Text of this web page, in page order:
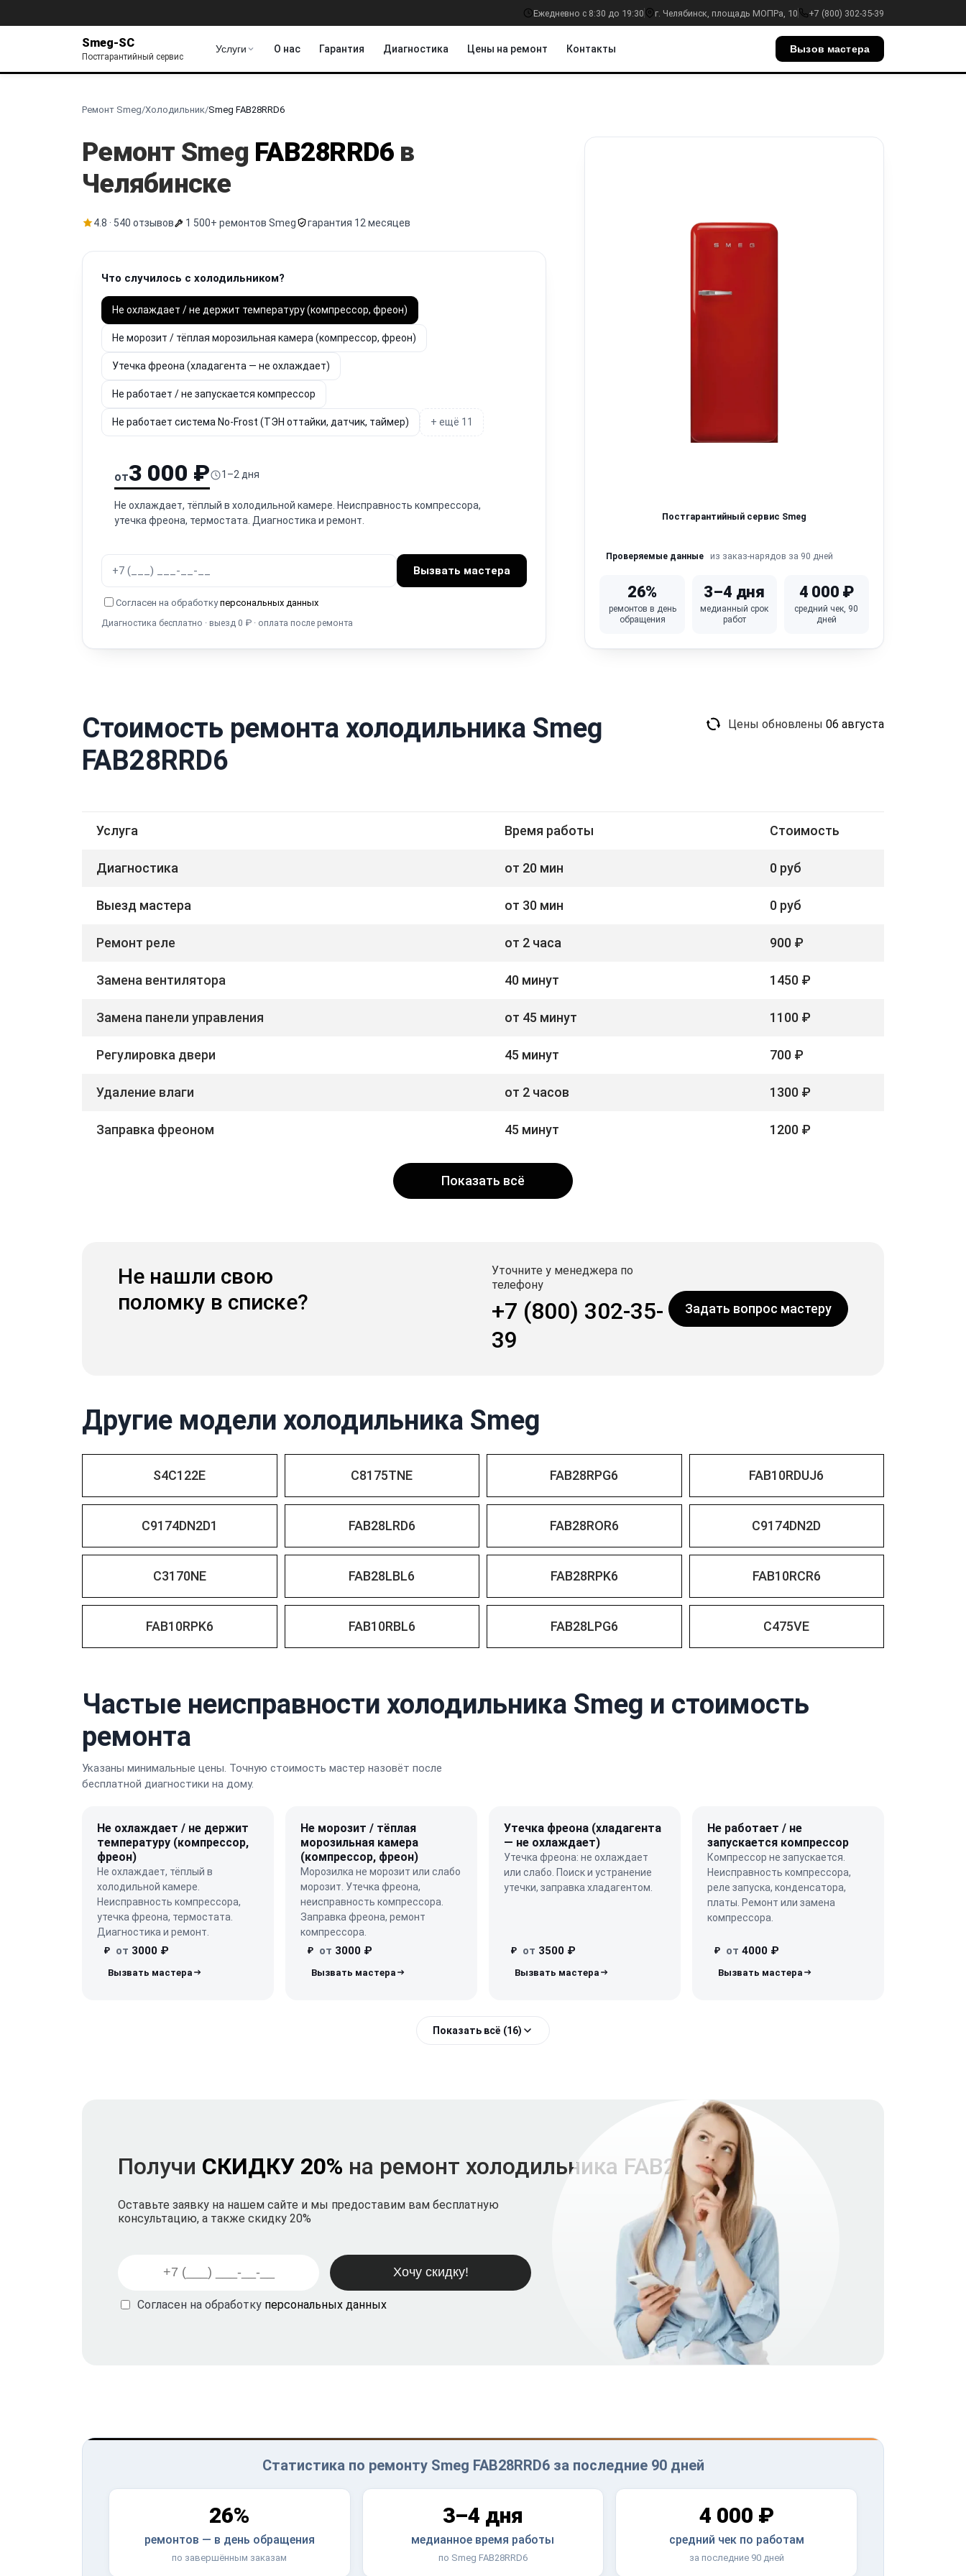
Ежедневно с 8:30 до 19:30 г. Челябинск, площадь МОПРа, 10 +7 (800) 302-35-39
Smeg-SC
Постгарантийный сервис
Услуги О нас Гарантия Диагностика Цены на ремонт Контакты Вызов мастера
Ремонт Smeg/Холодильник/Smeg FAB28RRD6
Ремонт Smeg FAB28RRD6в
Челябинске
4.8 · 540 отзывов 1 500+ ремонтов Smeg гарантия 12 месяцев
Что случилось с холодильником?
Не охлаждает / не держит температуру (компрессор, фреон)
Не морозит / тёплая морозильная камера (компрессор, фреон)
Утечка фреона (хладагента — не охлаждает)
Не работает / не запускается компрессор
Не работает система No-Frost (ТЭН оттайки, датчик, таймер) + ещё 11
от3 000 ₽ 1–2 дня
Не охлаждает, тёплый в холодильной камере. Неисправность компрессора,
утечка фреона, термостата. Диагностика и ремонт.
Вызвать мастера
Согласен на обработкуперсональных данных
Диагностика бесплатно · выезд 0 ₽ · оплата после ремонта
Постгарантийный сервис Smeg
Проверяемые данные из заказ-нарядов за 90 дней
26%
ремонтов в день
обращения
3–4 дня
медианный срок
работ
4 000 ₽
средний чек, 90
дней
Стоимость ремонта холодильника Smeg
FAB28RRD6
Цены обновлены 06 августа
Услуга Время работы Стоимость
Диагностика от 20 мин 0 руб
Выезд мастера от 30 мин 0 руб
Ремонт реле от 2 часа 900 ₽
Замена вентилятора 40 минут 1450 ₽
Замена панели управления от 45 минут 1100 ₽
Регулировка двери 45 минут 700 ₽
Удаление влаги от 2 часов 1300 ₽
Заправка фреоном 45 минут 1200 ₽
Показать всё
Не нашли свою
поломку в списке?
Уточните у менеджера по
телефону
+7 (800) 302-35-
39
Задать вопрос мастеру
Другие модели холодильника Smeg
S4C122E C8175TNE FAB28RPG6 FAB10RDUJ6
C9174DN2D1 FAB28LRD6 FAB28ROR6 C9174DN2D
C3170NE FAB28LBL6 FAB28RPK6 FAB10RCR6
FAB10RPK6 FAB10RBL6 FAB28LPG6 C475VE
Частые неисправности холодильника Smeg и стоимость
ремонта
Указаны минимальные цены. Точную стоимость мастер назовёт после
бесплатной диагностики на дому.
Не охлаждает / не держит
температуру (компрессор,
фреон)
Не охлаждает, тёплый в
холодильной камере.
Неисправность компрессора,
утечка фреона, термостата.
Диагностика и ремонт.
₽ от 3000 ₽
Не морозит / тёплая
морозильная камера
(компрессор, фреон)
Морозилка не морозит или слабо
морозит. Утечка фреона,
неисправность компрессора.
Заправка фреона, ремонт
компрессора.
₽ от 3000 ₽
Утечка фреона (хладагента
— не охлаждает)
Утечка фреона: не охлаждает
или слабо. Поиск и устранение
утечки, заправка хладагентом.
₽ от 3500 ₽
Не работает / не
запускается компрессор
Компрессор не запускается.
Неисправность компрессора,
реле запуска, конденсатора,
платы. Ремонт или замена
компрессора.
₽ от 4000 ₽
Показать всё (16)
Получи СКИДКУ 20% на ремонт холодильника FAB28RRD6
Оставьте заявку на нашем сайте и мы предоставим вам бесплатную
консультацию, а также скидку 20%
Согласен на обработку персональных данных
Статистика по ремонту Smeg FAB28RRD6 за последние 90 дней
26%
ремонтов — в день обращения
по завершённым заказам
3–4 дня
медианное время работы
по Smeg FAB28RRD6
4 000 ₽
средний чек по работам
за последние 90 дней